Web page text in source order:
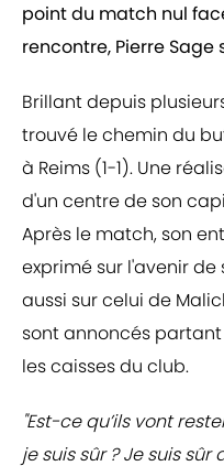
point du match nul
rencontre, Pierre Sage
Brillant depuis
trouvé le chemin du
à Reims (1-1). Une
d'un centre de son
Après le match, son
exprimé sur l'avenir
aussi sur celui de
sont annoncés
les caisses du club.
"Est-ce qu’ils vont
je suis sûr ? Je suis sûr